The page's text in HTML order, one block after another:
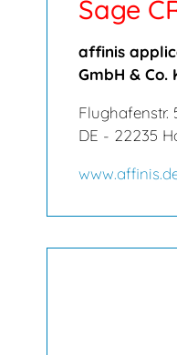
Sage
affinis
GmbH & Co.
Flughafenstr.
DE - 22235